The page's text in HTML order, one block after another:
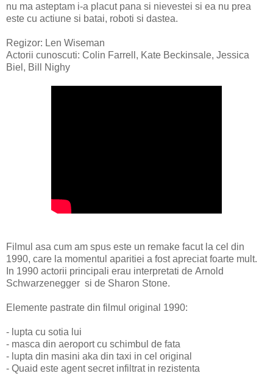
nu ma asteptam i-a placut pana si nievestei si ea nu prea
este cu actiune si batai, roboti si dastea.
Regizor: Len Wiseman
Actorii cunoscuti: Colin Farrell, Kate Beckinsale, Jessica
Biel, Bill Nighy
Filmul asa cum am spus este un remake facut la cel din
1990, care la momentul aparitiei a fost apreciat foarte mult.
In 1990 actorii principali erau interpretati de Arnold
Schwarzenegger si de Sharon Stone.
Elemente pastrate din filmul original 1990:
- lupta cu sotia lui
- masca din aeroport cu schimbul de fata
- lupta din masini aka din taxi in cel original
- Quaid este agent secret infiltrat in rezistenta